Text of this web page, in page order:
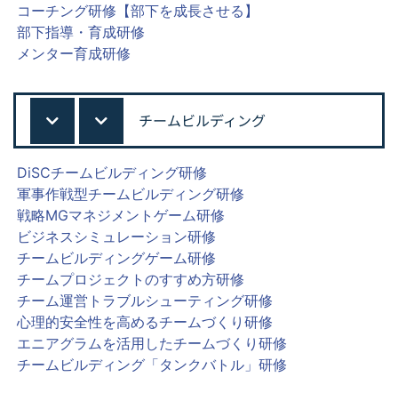
コーチング研修【部下を成長させる】
部下指導・育成研修
メンター育成研修
チームビルディング
DiSCチームビルディング研修
軍事作戦型チームビルディング研修
戦略MGマネジメントゲーム研修
ビジネスシミュレーション研修
チームビルディングゲーム研修
チームプロジェクトのすすめ方研修
チーム運営トラブルシューティング研修
心理的安全性を高めるチームづくり研修
エニアグラムを活用したチームづくり研修
チームビルディング「タンクバトル」研修